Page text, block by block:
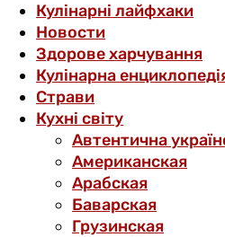
Кулінарні лайфхаки
Новости
Здорове харчування
Кулінарна
Страви
Кухні світу
Автентична
Американская
Арабская
Баварская
Грузинская